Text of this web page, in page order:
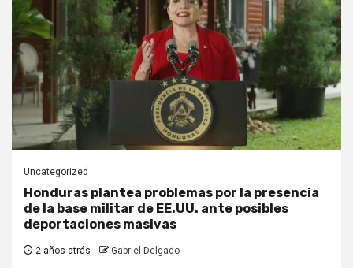
Uncategorized
Honduras plantea problemas por la presencia
de la base militar de EE.UU. ante posibles
deportaciones masivas
2 años atrás Gabriel Delgado